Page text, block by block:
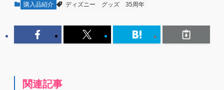
購入品紹介 ディズニー グッズ 35周年
関連記事